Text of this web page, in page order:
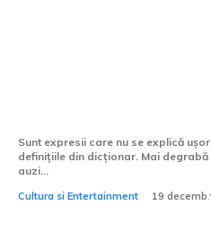
Sunt expresii care nu se explică
definițiile din dicționar. Mai
auzi...
Cultura si Entertainment 19